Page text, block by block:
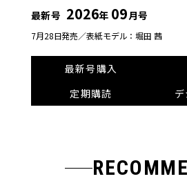
最新号 2026年 09月号
7月28日発売／表紙モデル：堀田 茜
最新号購入
定期購読